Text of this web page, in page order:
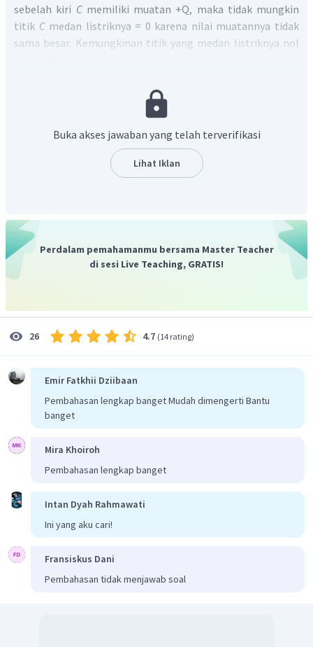
sebelah kiri Cmemiliki muatan +Q, maka tidak mungkin
titik Cmedan listriknya = 0 karena nilai muatannya tidak
sama besar. Kemungkinan titik yang medan listriknya nol
maka letaknya tidak berada diantara kedua muatan
Buka akses jawaban yang telah terverifikasi
Lihat Iklan
Perdalam pemahamanmu bersama Master Teacher
di sesi Live Teaching, GRATIS!
26 4.7 (14 rating)
Emir Fatkhii Dziibaan
Pembahasan lengkap banget Mudah dimengerti Bantu
banget
Mira Khoiroh
Pembahasan lengkap banget
Intan Dyah Rahmawati
Ini yang aku cari!
Fransiskus Dani
Pembahasan tidak menjawab soal